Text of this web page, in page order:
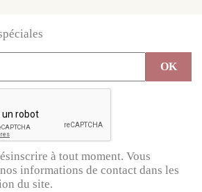
à tout moment. Vous
informations de contact dans les
du site.